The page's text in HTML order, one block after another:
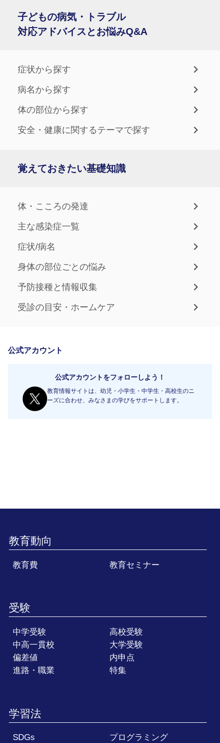
子どもの病気・トラブル
対応アドバイスとお悩みQ&A
症状から探す
病名から探す
体の部位から探す
安全・健康に関するテーマで探す
覚えておきたい基礎知識
体・こころの発達
主な感染症一覧
症状/病名
身体の部位ごとの悩み
予防接種と情報収集
受診の目安・ホームケア
公式アカウント
公式アカウントをフォローしよう！
教育情報サイトは、幼児・小学生・中学生・高校生のニ
ーズに合わせ、みなさまの学びをサポートします。
教育動向
教育費 教育セミナー
受験
中学受験
高校受験
中高一貫校
大学受験
偏差値
内申点
進路・職業
特集
学習法
SDGs
プログラミング